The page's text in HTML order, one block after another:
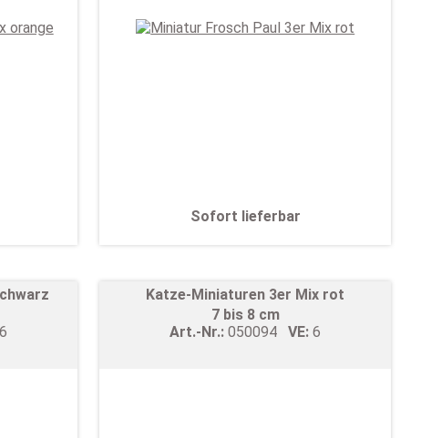
Sofort lieferbar
6
Katze-Miniaturen 3er Mix rot
7 bis 8 cm
Art.-Nr.:050094VE:6